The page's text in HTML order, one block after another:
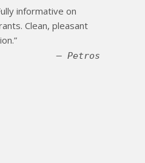
informative on
Clean, pleasant
Petros